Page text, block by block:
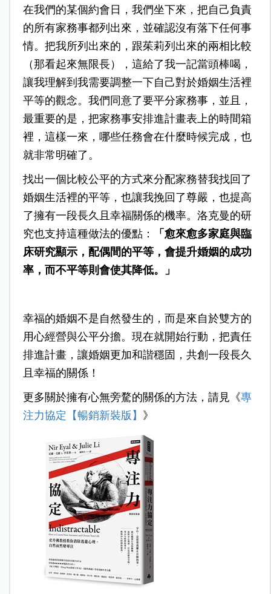
在我們的某個約會日，我們坐下來，把自己負責
的所有家務事都列出來，並確認沒有落下任何事
情。把我所列出來的，跟茱莉列出來的兩相比較
（那看起來無限長），這給了我一記當頭棒喝，
讓我理解到我需要調整一下自己對於婚姻生活裡
平等的觀念。我們同意了要平分家務事，並且，
最重要的是，把家務事安排進計畫表上的時間箱
裡，這樣一來，哪些任務會在什麼時候完成，也
就非常明確了。
找出一個比較公平的方式來分配家務替我找回了
婚姻生活裡的平等，也讓我挽回了尊嚴，也提高
了擁有一段長久且幸福關係的機率。洛克曼的研
究也支持這種做法的優點：
「愈來愈多家庭與臨
床研究顯示，配偶間的平等，會提升婚姻的成功
率，而不平等則會使其降低。」
幸福的婚姻不是自然發生的，而是來自於雙方的
用心經營與公平分擔。現在就開始行動，把責任
排進計畫，讓婚姻更加和諧穩固，共創一段長久
且幸福的關係！
更多關於擁有心無旁騖的關係的方法，請見《專
注力協定【暢銷新裝版】
》